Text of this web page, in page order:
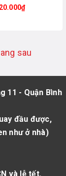
sau
11 - Quận Bình
đầu được,
như ở nhà)
và lễ tết.